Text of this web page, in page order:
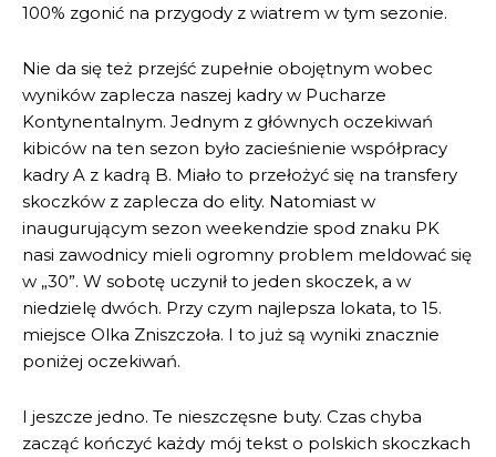
100% zgonić na przygody z wiatrem w tym sezonie.
Nie da się też przejść zupełnie obojętnym wobec
wyników zaplecza naszej kadry w Pucharze
Kontynentalnym. Jednym z głównych oczekiwań
kibiców na ten sezon było zacieśnienie współpracy
kadry A z kadrą B. Miało to przełożyć się na transfery
skoczków z zaplecza do elity. Natomiast w
inaugurującym sezon weekendzie spod znaku PK
nasi zawodnicy mieli ogromny problem meldować się
w „30”. W sobotę uczynił to jeden skoczek, a w
niedzielę dwóch. Przy czym najlepsza lokata, to 15.
miejsce Olka Zniszczoła. I to już są wyniki znacznie
poniżej oczekiwań.
I jeszcze jedno. Te nieszczęsne buty. Czas chyba
zacząć kończyć każdy mój tekst o polskich skoczkach